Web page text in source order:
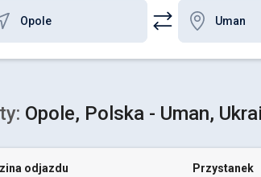
Opole, Polska - Uman,
odjazdu Przystanek